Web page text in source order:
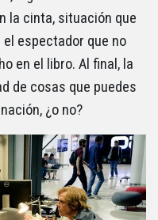
la cinta, situación que
espectador que no
en el libro. Al final, la
de cosas que puedes
¿o no?